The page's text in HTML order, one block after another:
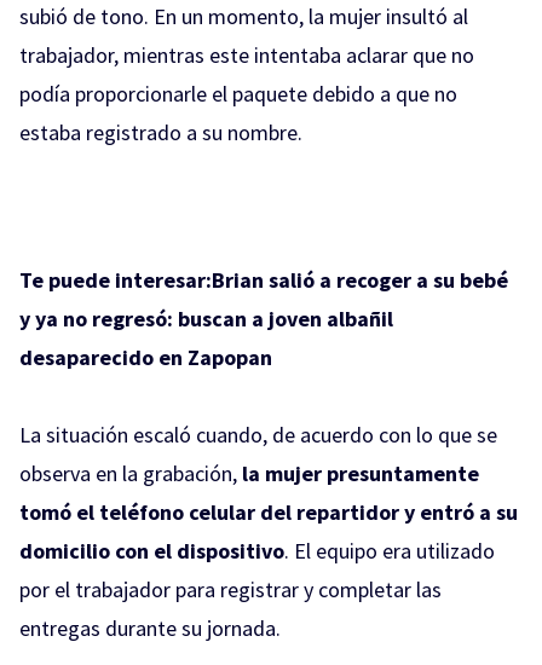
subió de tono. En un momento, la mujer insultó al
trabajador, mientras este intentaba aclarar que no
podía proporcionarle el paquete debido a que no
estaba registrado a su nombre.
Te puede interesar:Brian salió a recoger a su bebé
y ya no regresó: buscan a joven albañil
desaparecido en Zapopan
La situación escaló cuando, de acuerdo con lo que se
observa en la grabación, la mujer presuntamente
tomó el teléfono celular del repartidor y entró a su
domicilio con el dispositivo. El equipo era utilizado
por el trabajador para registrar y completar las
entregas durante su jornada.